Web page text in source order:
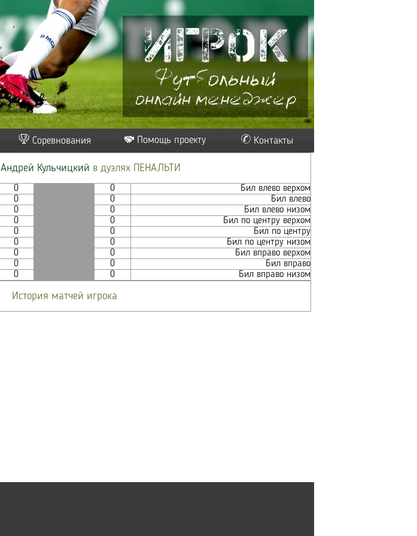
Соревнования Помощь проекту Контакты
Андрей Кульчицкий в дуэлях ПЕНАЛЬТИ
0 0
Бил влево верхом
0 0
Бил влево
0 0
Бил влево низом
0 0
Бил по центру верхом
0 0
Бил по центру
0 0
Бил по центру низом
0 0
Бил вправо верхом
0 0
Бил вправо
0 0 Бил вправо низом
История матчей игрока